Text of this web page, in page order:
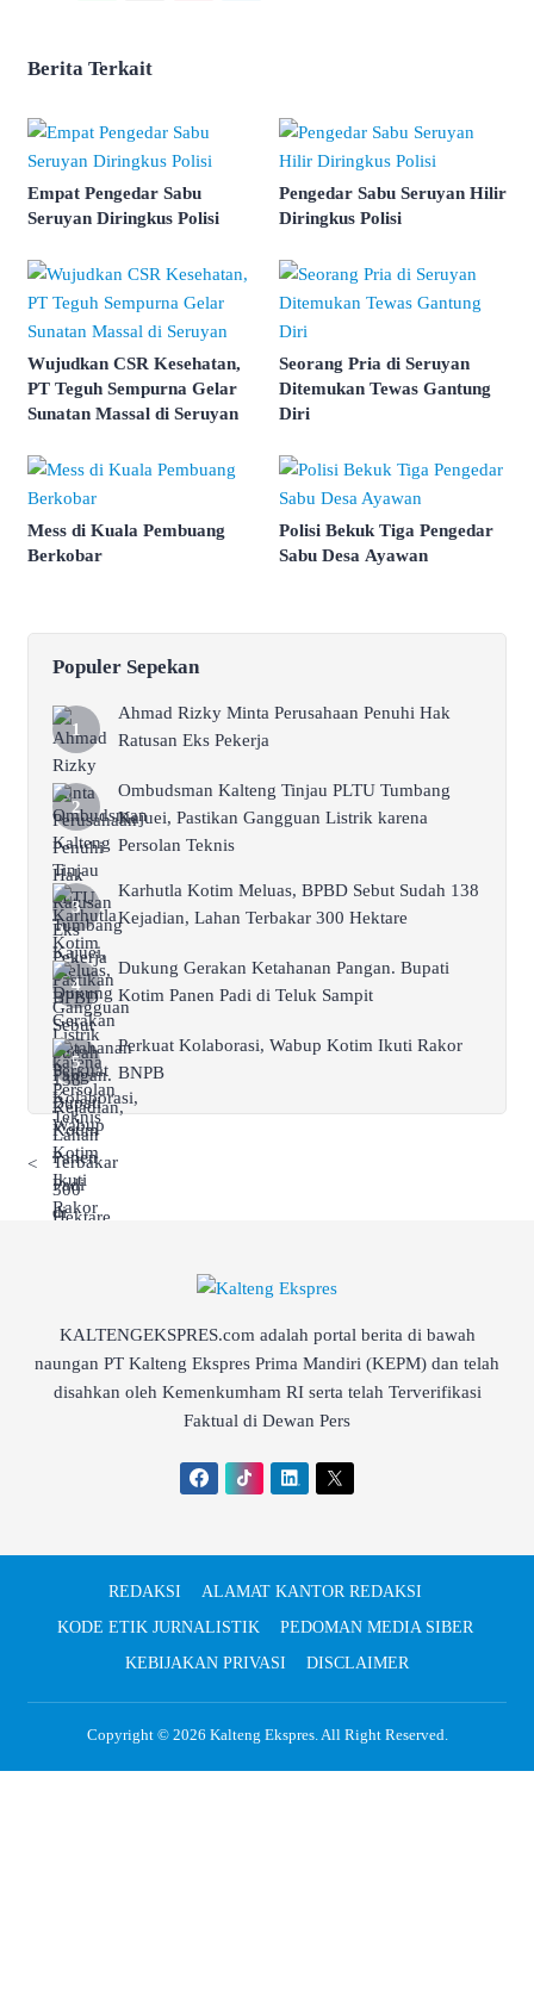
Berita Terkait
Empat Pengedar Sabu
Seruyan Diringkus Polisi
Pengedar Sabu Seruyan Hilir
Diringkus Polisi
Wujudkan CSR Kesehatan,
PT Teguh Sempurna Gelar
Sunatan Massal di Seruyan
Seorang Pria di Seruyan
Ditemukan Tewas Gantung
Diri
Mess di Kuala Pembuang
Berkobar
Polisi Bekuk Tiga Pengedar
Sabu Desa Ayawan
Populer Sepekan
Ahmad Rizky Minta Perusahaan Penuhi Hak
Ratusan Eks Pekerja
Ombudsman Kalteng Tinjau PLTU Tumbang
Kajuei, Pastikan Gangguan Listrik karena
Persolan Teknis
Karhutla Kotim Meluas, BPBD Sebut Sudah 138
Kejadian, Lahan Terbakar 300 Hektare
Dukung Gerakan Ketahanan Pangan. Bupati
Kotim Panen Padi di Teluk Sampit
Perkuat Kolaborasi, Wabup Kotim Ikuti Rakor
BNPB
<
KALTENGEKSPRES.com adalah portal berita di bawah
naungan PT Kalteng Ekspres Prima Mandiri (KEPM) dan telah
disahkan oleh Kemenkumham RI serta telah Terverifikasi
Faktual di Dewan Pers
REDAKSI
ALAMAT KANTOR REDAKSI
KODE ETIK JURNALISTIK
PEDOMAN MEDIA SIBER
KEBIJAKAN PRIVASI
DISCLAIMER
Copyright © 2026 Kalteng Ekspres. All Right Reserved.